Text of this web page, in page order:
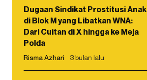
Dugaan Sindikat Prostitusi Anak
di Blok M yang Libatkan WNA:
Dari Cuitan di X hingga ke Meja
Polda
Risma Azhari 3 bulan lalu